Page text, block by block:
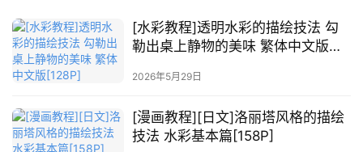
[水彩教程]透明水彩的描绘技法 勾
勒出桌上静物的美味 繁体中文版
2026年5月29日
[漫画教程][日文]洛丽塔风格的描绘
技法 水彩基本篇[158P]